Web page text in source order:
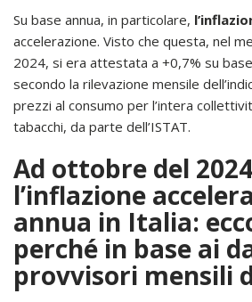
Su base annua, in particolare,
accelerazione. Visto che questa, nel
2024, si era attestata a +0,7% su
secondo la rilevazione mensile
prezzi al consumo per l’intera
tabacchi, da parte dell’ISTAT.
Ad ottobre del 2024
l’inflazione
annua in Italia:
perché in base ai
provvisori mensili